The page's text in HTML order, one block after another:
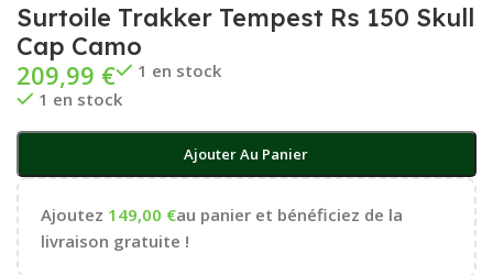
Surtoile Trakker Tempest Rs 150 Skull
Cap Camo
209,99 €
1 en stock
1 en stock
Ajouter Au Panier
Ajoutez 149,00 €au panier et bénéficiez de la
livraison gratuite !